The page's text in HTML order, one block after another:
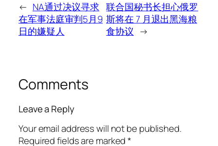
← NA通过决议寻求
在军事法庭审判5月9
日的嫌疑人
联合国秘书长担心俄罗
斯将在 7 月退出黑海粮
食协议 →
Comments
Leave a Reply
Your email address will not be published.
Required fields are marked*